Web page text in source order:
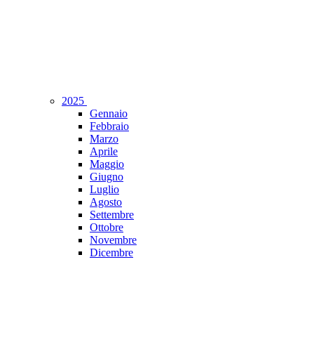
2025
Gennaio
Febbraio
Marzo
Aprile
Maggio
Giugno
Luglio
Agosto
Settembre
Ottobre
Novembre
Dicembre